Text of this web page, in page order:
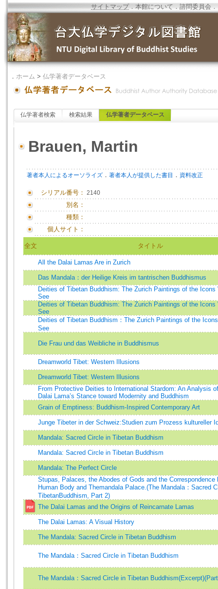
サイトマップ．本館について ．諮問委員会 ．
． ホーム > 仏学著者データベース
仏学著者検索 検索結果 仏学著者データベース
Brauen, Martin
著者本人によるオーソライズ ． 著者本人が提供した書目 ． 資料改正
シリアル番号： 2140
別名：
種類：
個人サイト：
全文 タイトル
All the Dalai Lamas Are in Zurich
Das Mandala：der Heilige Kreis im tantrischen Buddhismus
Deities of Tibetan Buddhism: The Zurich Paintings of the Icons
See
Deities of Tibetan Buddhism: The Zurich Paintings of the Icons
See
Deities of Tibetan Buddhism：The Zurich Paintings of the
See
Die Frau und das Weibliche in Buddhismus
Dreamworld Tibet: Western Illusions
Dreamworld Tibet: Western Illusions
From Protective Deities to International Stardom: An Analysis
Dalai Lama’s Stance toward Modernity and Buddhism
Grain of Emptiness: Buddhism-Inspired Contemporary Art
Junge Tibeter in der Schweiz:Studien zum Prozess kultureller
Mandala: Sacred Circle in Tibetan Buddhism
Mandala: Sacred Circle in Tibetan Buddhism
Mandala: The Perfect Circle
Stupas, Palaces, the Abodes of Gods and the Correspondence
Human Body and Themandala Palace.(The Mandala：Sacred
TibetanBuddhism, Part 2)
The Dalai Lamas and the Origins of Reincarnate Lamas
The Dalai Lamas: A Visual History
The Mandala: Sacred Circle in Tibetan Buddhism
The Mandala：Sacred Circle in Tibetan Buddhism
The Mandala：Sacred Circle in Tibetan